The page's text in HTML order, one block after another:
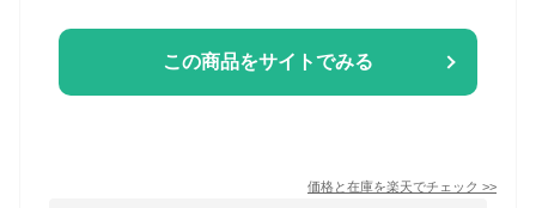
この商品をサイトでみる
価格と在庫を楽天でチェック >>